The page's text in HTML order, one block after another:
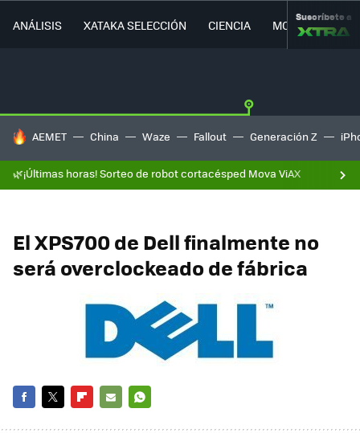
ANÁLISIS XATAKA SELECCIÓN CIENCIA MOVILIDAD
Suscríbete a
HOY SE HABLA DE
AEMET China Waze Fallout Generación Z
🌿¡Últimas horas! Sorteo de robot cortacésped Mova ViAX
El XPS700 de Dell finalmente no
será overclockeado de fábrica